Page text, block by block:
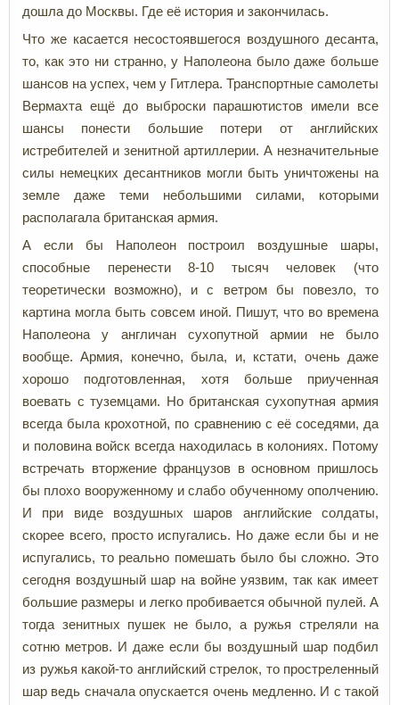
дошла до Москвы. Где её история и закончилась.
Что же касается несостоявшегося воздушного десанта,
то, как это ни странно, у Наполеона было даже больше
шансов на успех, чем у Гитлера. Транспортные самолеты
Вермахта ещё до выброски парашютистов имели все
шансы понести большие потери от английских
истребителей и зенитной артиллерии. А незначительные
силы немецких десантников могли быть уничтожены на
земле даже теми небольшими силами, которыми
располагала британская армия.
А если бы Наполеон построил воздушные шары,
способные перенести 8-10 тысяч человек (что
теоретически возможно), и с ветром бы повезло, то
картина могла быть совсем иной. Пишут, что во времена
Наполеона у англичан сухопутной армии не было
вообще. Армия, конечно, была, и, кстати, очень даже
хорошо подготовленная, хотя больше приученная
воевать с туземцами. Но британская сухопутная армия
всегда была крохотной, по сравнению с её соседями, да
и половина войск всегда находилась в колониях. Потому
встречать вторжение французов в основном пришлось
бы плохо вооруженному и слабо обученному ополчению.
И при виде воздушных шаров английские солдаты,
скорее всего, просто испугались. Но даже если бы и не
испугались, то реально помешать было бы сложно. Это
сегодня воздушный шар на войне уязвим, так как имеет
большие размеры и легко пробивается обычной пулей. А
тогда зенитных пушек не было, а ружья стреляли на
сотню метров. И даже если бы воздушный шар подбил
из ружья какой-то английский стрелок, то простреленный
шар ведь сначала опускается очень медленно. И с такой